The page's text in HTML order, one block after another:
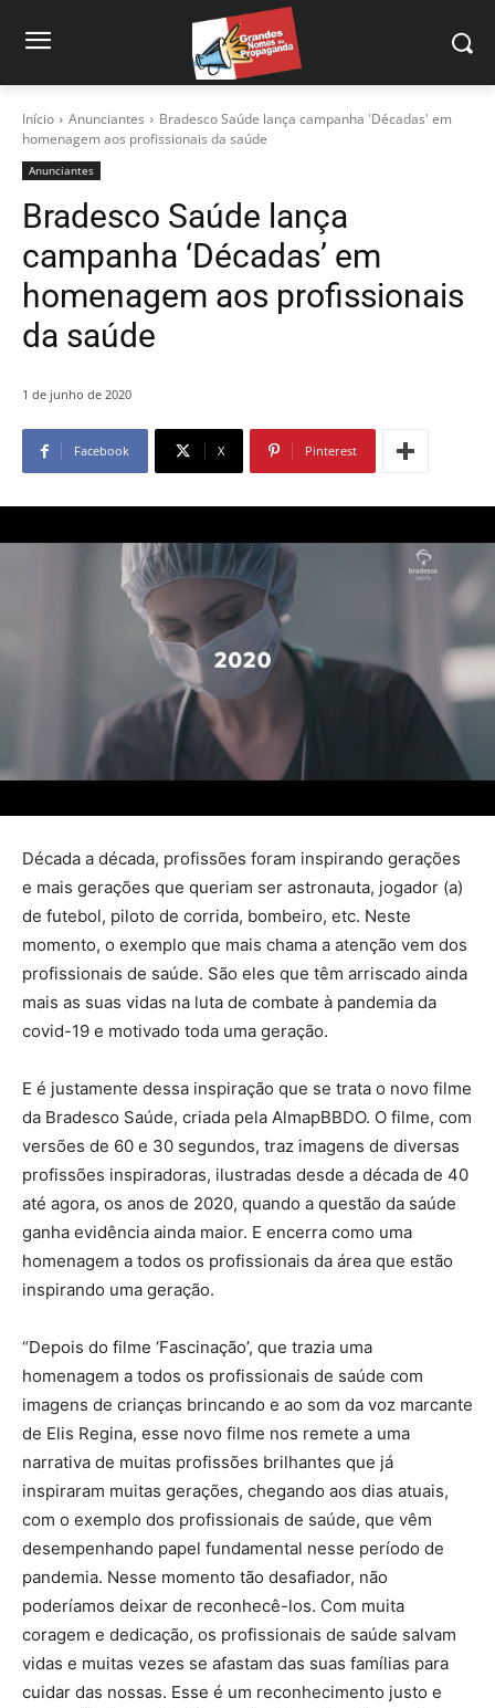
Início Anunciantes
Bradesco Saúde lança campanha 'Décadas' em
homenagem aos profissionais da saúde
Anunciantes
Bradesco Saúde lança
campanha ‘Décadas’ em
homenagem aos profissionais
da saúde
1 de junho de 2020
Facebook X Pinterest
Década a década, profissões foram inspirando gerações
e mais gerações que queriam ser astronauta, jogador (a)
de futebol, piloto de corrida, bombeiro, etc. Neste
momento, o exemplo que mais chama a atenção vem dos
profissionais de saúde. São eles que têm arriscado ainda
mais as suas vidas na luta de combate à pandemia da
covid-19 e motivado toda uma geração.
E é justamente dessa inspiração que se trata o novo filme
da Bradesco Saúde, criada pela AlmapBBDO. O filme, com
versões de 60 e 30 segundos, traz imagens de diversas
profissões inspiradoras, ilustradas desde a década de 40
até agora, os anos de 2020, quando a questão da saúde
ganha evidência ainda maior. E encerra como uma
homenagem a todos os profissionais da área que estão
inspirando uma geração.
“Depois do filme ‘Fascinação’, que trazia uma
homenagem a todos os profissionais de saúde com
imagens de crianças brincando e ao som da voz marcante
de Elis Regina, esse novo filme nos remete a uma
narrativa de muitas profissões brilhantes que já
inspiraram muitas gerações, chegando aos dias atuais,
com o exemplo dos profissionais de saúde, que vêm
desempenhando papel fundamental nesse período de
pandemia. Nesse momento tão desafiador, não
poderíamos deixar de reconhecê-los. Com muita
coragem e dedicação, os profissionais de saúde salvam
vidas e muitas vezes se afastam das suas famílias para
cuidar das nossas. Esse é um reconhecimento justo e